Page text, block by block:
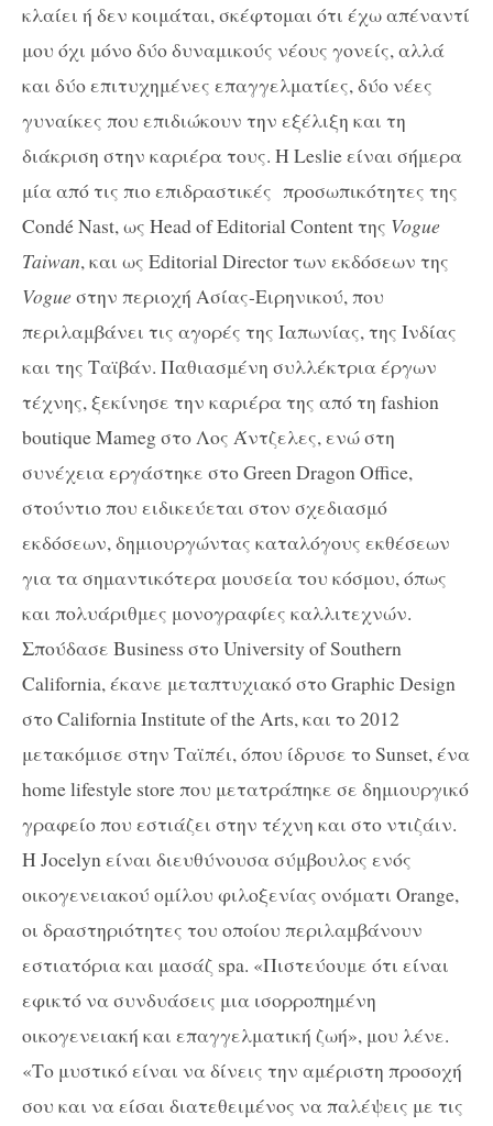
κλαίει ή δεν κοιμάται, σκέφτομαι ότι έχω απέναντί
μου όχι μόνο δύο δυναμικούς νέους γονείς, αλλά
και δύο επιτυχημένες επαγγελματίες, δύο νέες
γυναίκες που επιδιώκουν την εξέλιξη και τη
διάκριση στην καριέρα τους. Η Leslie είναι σήμερα
μία από τις πιο επιδραστικές προσωπικότητες της
Condé Nast, ως Head of Editorial Content της Vogue
Taiwan, και ως Editorial Director των εκδόσεων της
Vogueστην περιοχή Ασίας-Ειρηνικού, που
περιλαμβάνει τις αγορές της Ιαπωνίας, της Ινδίας
και της Ταϊβάν. Παθιασμένη συλλέκτρια έργων
τέχνης, ξεκίνησε την καριέρα της από τη fashion
boutique Mameg στο Λος Άντζελες, ενώ στη
συνέχεια εργάστηκε στο Green Dragon Office,
στούντιο που ειδικεύεται στον σχεδιασμό
εκδόσεων, δημιουργώντας καταλόγους εκθέσεων
για τα σημαντικότερα μουσεία του κόσμου, όπως
και πολυάριθμες μονογραφίες καλλιτεχνών.
Σπούδασε Business στο University of Southern
California, έκανε μεταπτυχιακό στο Graphic Design
στο California Institute of the Arts, και το 2012
μετακόμισε στην Ταϊπέι, όπου ίδρυσε το Sunset, ένα
home lifestyle store που μετατράπηκε σε δημιουργικό
γραφείο που εστιάζει στην τέχνη και στο ντιζάιν.
Η Jocelyn είναι διευθύνουσα σύμβουλος ενός
οικογενειακού ομίλου φιλοξενίας ονόματι Orange,
οι δραστηριότητες του οποίου περιλαμβάνουν
εστιατόρια και μασάζ spa. «Πιστεύουμε ότι είναι
εφικτό να συνδυάσεις μια ισορροπημένη
οικογενειακή και επαγγελματική ζωή», μου λένε.
«Το μυστικό είναι να δίνεις την αμέριστη προσοχή
σου και να είσαι διατεθειμένος να παλέψεις με τις